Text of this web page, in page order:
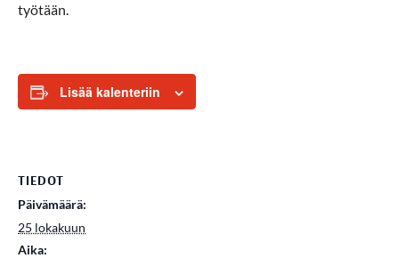
työtään.
Lisää kalenteriin
TIEDOT
Päivämäärä:
25 lokakuun
Aika: